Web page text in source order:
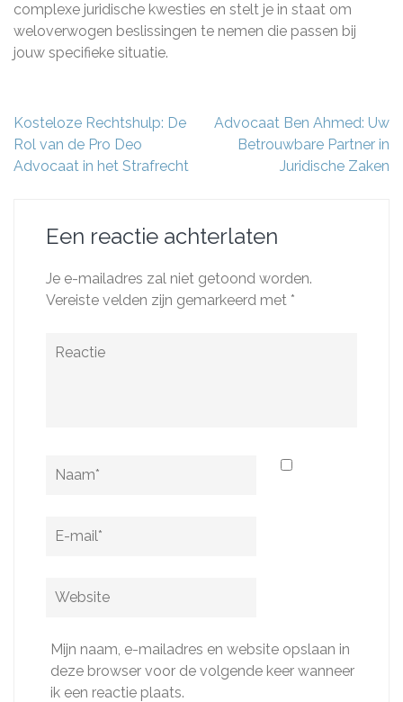
complexe juridische kwesties en stelt je in staat om
weloverwogen beslissingen te nemen die passen bij
jouw specifieke situatie.
Berichtnavigatie
Kosteloze Rechtshulp: De
Rol van de Pro Deo
Advocaat in het Strafrecht
Advocaat Ben Ahmed: Uw
Betrouwbare Partner in
Juridische Zaken
Een reactie achterlaten
Je e-mailadres zal niet getoond worden.
Vereiste velden zijn gemarkeerd met *
Reactie
Naam
E-
Website
Mijn naam, e-mailadres en website opslaan in
deze browser voor de volgende keer wanneer
ik een reactie plaats.